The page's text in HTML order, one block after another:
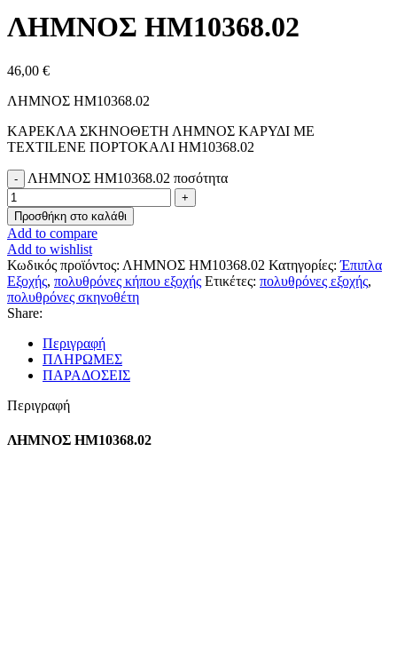
ΛΗΜΝΟΣ HM10368.02
46,00 €
ΛΗΜΝΟΣ HM10368.02
ΚΑΡΕΚΛΑ ΣΚΗΝΟΘΕΤΗ ΛΗΜΝΟΣ ΚΑΡΥΔΙ ΜΕ
TEXTILENE ΠΟΡΤΟΚΑΛΙ HM10368.02
ΛΗΜΝΟΣ HM10368.02 ποσότητα
Προσθήκη στο καλάθι
Add to compare
Add to wishlist
Κωδικός προϊόντος: ΛΗΜΝΟΣ HM10368.02 Κατηγορίες: Έπιπλα
Εξοχής, πολυθρόνες κήπου εξοχής Ετικέτες: πολυθρόνες εξοχής,
πολυθρόνες σκηνοθέτη
Share:
Περιγραφή
ΠΛΗΡΩΜΕΣ
ΠΑΡΑΔΟΣΕΙΣ
Περιγραφή
ΛΗΜΝΟΣ HM10368.02